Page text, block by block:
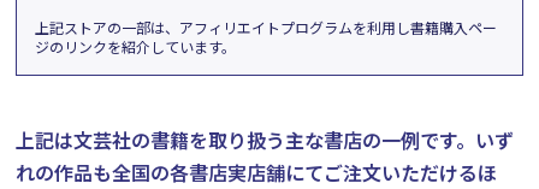
上記ストアの一部は、アフィリエイトプログラムを利用し書籍購入ペー
ジのリンクを紹介しています。
上記は文芸社の書籍を取り扱う主な書店の一例です。 いず
れの作品も全国の各書店実店舗にてご注文いただけるほ